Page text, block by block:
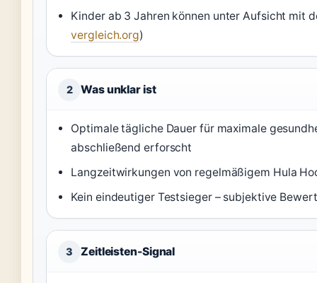
Kinder ab 3 Jahren können unter Aufsicht mit
vergleich.org)
2 Was unklar ist
Optimale tägliche Dauer für maximale
abschließend erforscht
Langzeitwirkungen von regelmäßigem Hula
Kein eindeutiger Testsieger – subjektive
3 Zeitleisten-Signal